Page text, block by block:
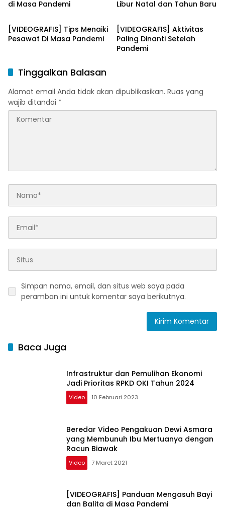
di Masa Pandemi Libur Natal dan Tahun Baru
video
[VIDEOGRAFIS] Tips Menaiki
Pesawat Di Masa Pandemi
video
[VIDEOGRAFIS] Aktivitas
Paling Dinanti Setelah
Pandemi
Tinggalkan Balasan
Alamat email Anda tidak akan dipublikasikan. Ruas yang
wajib ditandai *
Simpan nama, email, dan situs web saya pada
peramban ini untuk komentar saya berikutnya.
Baca Juga
Infrastruktur dan Pemulihan Ekonomi
Jadi Prioritas RPKD OKI Tahun 2024
Video 10 Februari 2023
Beredar Video Pengakuan Dewi Asmara
yang Membunuh Ibu Mertuanya dengan
Racun Biawak
Video 7 Maret 2021
[VIDEOGRAFIS] Panduan Mengasuh Bayi
dan Balita di Masa Pandemi